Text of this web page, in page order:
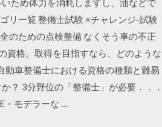
リ一覧 整備士試験 ×チャレンジ-試験
のための点検整備 なくそう車の不正
資格。取得を目指すなら、どのような
車整備士における資格の種類と難易
？ 3分野位の「整備士」が必要．．．
モデラーな …